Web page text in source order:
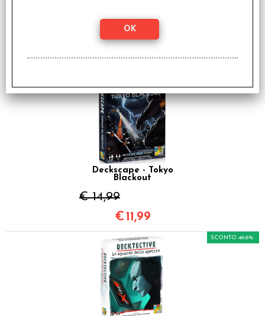
delle Meraviglie
€ 14,99
€11,99
Deckscape - Tokyo
Blackout
€ 14,99
€ 11,99
SCONTO 46.6%